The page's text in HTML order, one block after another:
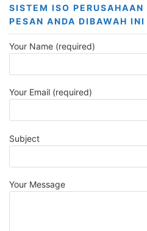
SISTEM ISO
PESAN ANDA DIBAWAH INI
Your Name (required)
Your Email (required)
Subject
Your Message